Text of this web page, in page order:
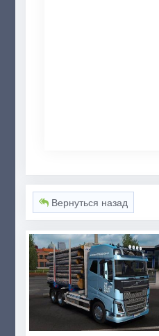
Вернуться назад